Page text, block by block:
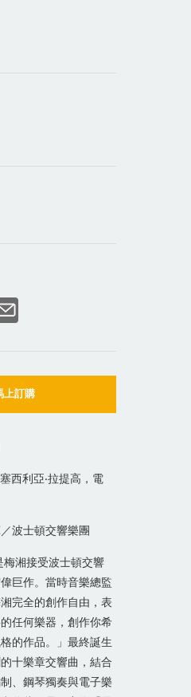
上訂購
西利亞‧拉提高，電
波士頓交響樂團
梅湘接受波士頓交響
巨作。當時音樂總監
完全的創作自由，表
任何樂器，創作你希
的作品。」最終誕生
十樂章交響曲，結合
、鋼琴獨奏與電子樂